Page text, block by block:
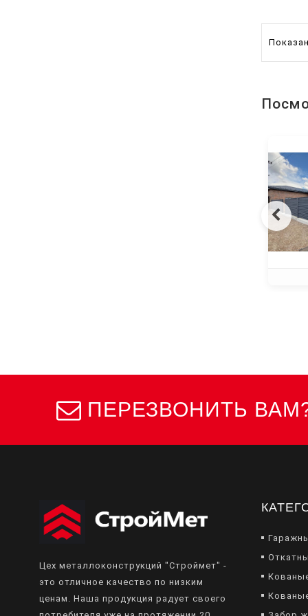
ПЕРЕЗВОНИТЬ
Цех металлоконструкций "Строймет" -
это отличное качество по низким
ценам. Наша продукция радует своего